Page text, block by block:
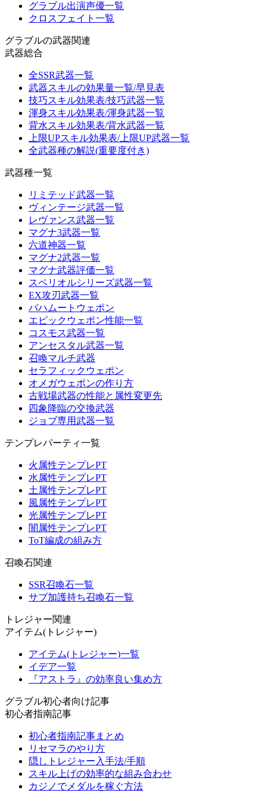
グラブル出演声優一覧
クロスフェイト一覧
グラブルの武器関連
武器総合
全SSR武器一覧
武器スキルの効果量一覧/早見表
技巧スキル効果表/技巧武器一覧
渾身スキル効果表/渾身武器一覧
背水スキル効果表/背水武器一覧
上限UPスキル効果表/上限UP武器一覧
全武器種の解説(重要度付き)
武器種一覧
リミテッド武器一覧
ヴィンテージ武器一覧
レヴァンス武器一覧
マグナ3武器一覧
六道神器一覧
マグナ2武器一覧
マグナ武器評価一覧
スペリオルシリーズ武器一覧
EX攻刃武器一覧
バハムートウェポン
エピックウェポン性能一覧
コスモス武器一覧
アンセスタル武器一覧
召喚マルチ武器
セラフィックウェポン
オメガウェポンの作り方
古戦場武器の性能と属性変更先
四象降臨の交換武器
ジョブ専用武器一覧
テンプレパーティ一覧
火属性テンプレPT
水属性テンプレPT
土属性テンプレPT
風属性テンプレPT
光属性テンプレPT
闇属性テンプレPT
ToT編成の組み方
召喚石関連
SSR召喚石一覧
サブ加護持ち召喚石一覧
トレジャー関連
アイテム(トレジャー)
アイテム(トレジャー)一覧
イデア一覧
『アストラ』の効率良い集め方
グラブル初心者向け記事
初心者指南記事
初心者指南記事まとめ
リセマラのやり方
隠しトレジャー入手法/手順
スキル上げの効率的な組み合わせ
カジノでメダルを稼ぐ方法